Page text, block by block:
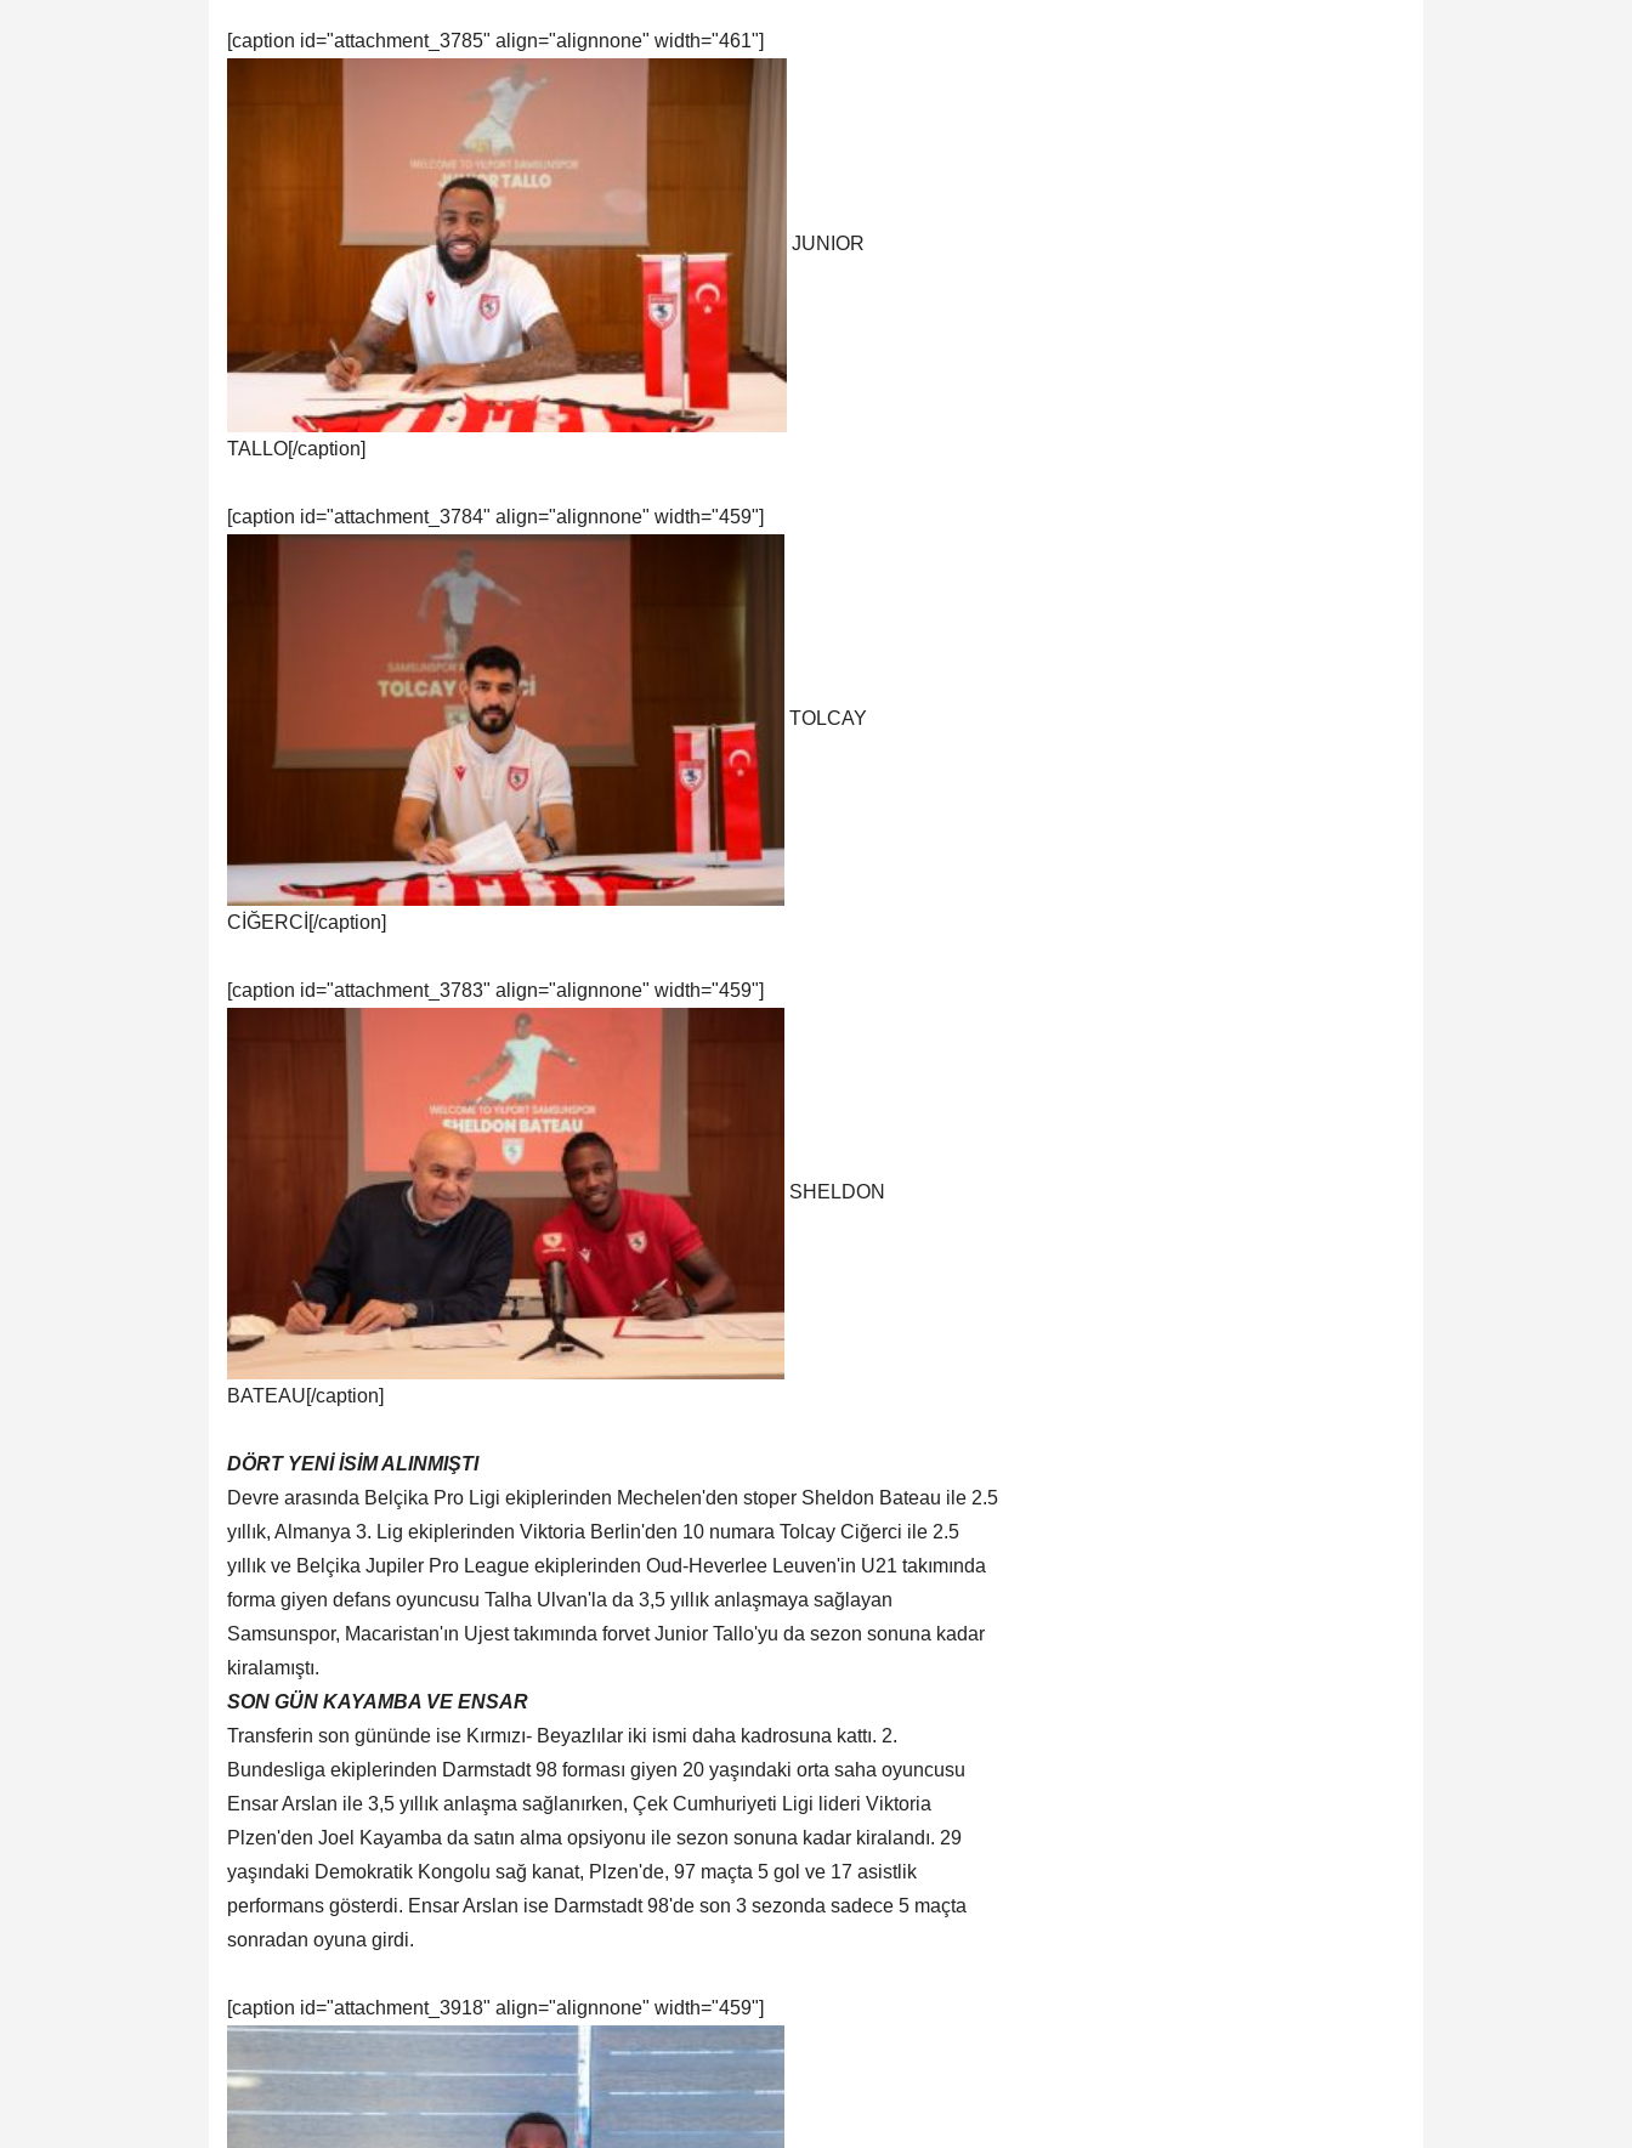
[caption id="attachment_3785" align="alignnone" width="461"]
JUNIOR
TALLO[/caption]
[caption id="attachment_3784" align="alignnone" width="459"]
TOLCAY
CİĞERCİ[/caption]
[caption id="attachment_3783" align="alignnone" width="459"]
SHELDON
BATEAU[/caption]
DÖRT YENİ İSİM ALINMIŞTI
Devre arasında Belçika Pro Ligi ekiplerinden Mechelen'den stoper Sheldon Bateau ile 2.5
yıllık, Almanya 3. Lig ekiplerinden Viktoria Berlin'den 10 numara Tolcay Ciğerci ile 2.5
yıllık ve Belçika Jupiler Pro League ekiplerinden Oud-Heverlee Leuven'in U21 takımında
forma giyen defans oyuncusu Talha Ulvan'la da 3,5 yıllık anlaşmaya sağlayan
Samsunspor, Macaristan'ın Ujest takımında forvet Junior Tallo'yu da sezon sonuna kadar
kiralamıştı.
SON GÜN KAYAMBA VE ENSAR
Transferin son gününde ise Kırmızı- Beyazlılar iki ismi daha kadrosuna kattı. 2.
Bundesliga ekiplerinden Darmstadt 98 forması giyen 20 yaşındaki orta saha oyuncusu
Ensar Arslan ile 3,5 yıllık anlaşma sağlanırken, Çek Cumhuriyeti Ligi lideri Viktoria
Plzen'den Joel Kayamba da satın alma opsiyonu ile sezon sonuna kadar kiralandı. 29
yaşındaki Demokratik Kongolu sağ kanat, Plzen'de, 97 maçta 5 gol ve 17 asistlik
performans gösterdi. Ensar Arslan ise Darmstadt 98'de son 3 sezonda sadece 5 maçta
sonradan oyuna girdi.
[caption id="attachment_3918" align="alignnone" width="459"]